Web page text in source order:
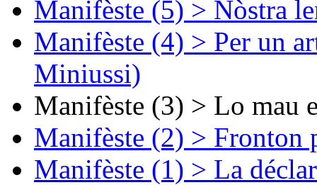
Manifèste (5) > Nòstra
Manifèste (4) > Per un
Miniussi)
Manifèste (3) > Lo mau
Manifèste (2) > Fronton
Manifèste (1) > La